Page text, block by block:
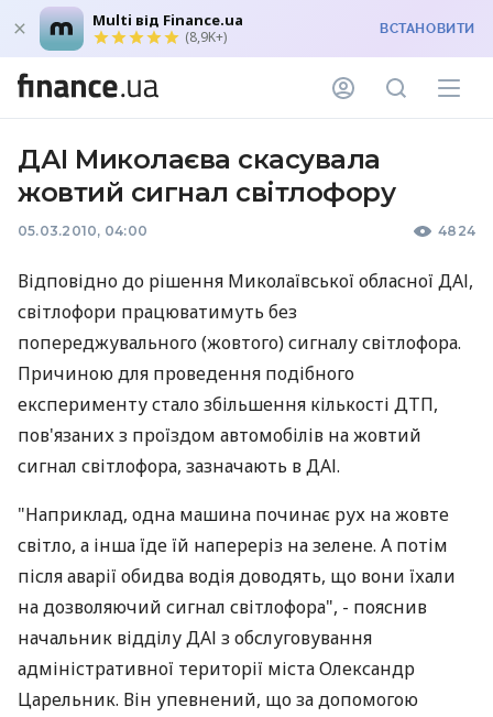
Multi від Finance.ua
(8,9K+) ВСТАНОВИТИ
ДАІ Миколаєва скасувала
жовтий сигнал світлофору
05.03.2010, 04:00 4824
Відповідно до рішення Миколаївської обласної ДАІ,
світлофори працюватимуть без
попереджувального (жовтого) сигналу світлофора.
Причиною для проведення подібного
експерименту стало збільшення кількості ДТП,
пов'язаних з проїздом автомобілів на жовтий
сигнал світлофора, зазначають в ДАІ.
"Наприклад, одна машина починає рух на жовте
світло, а інша їде їй напереріз на зелене. А потім
після аварії обидва водія доводять, що вони їхали
на дозволяючий сигнал світлофора", - пояснив
начальник відділу ДАІ з обслуговування
адміністративної території міста Олександр
Царельник. Він упевнений, що за допомогою